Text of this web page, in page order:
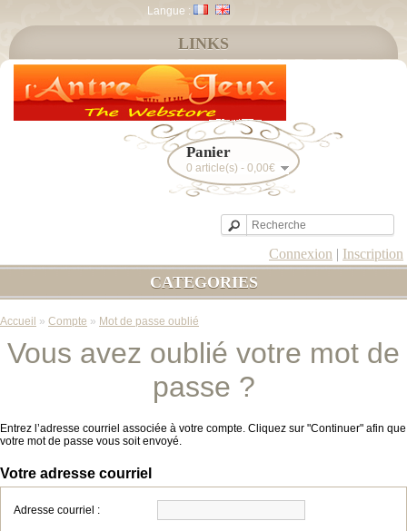
Langue :
Panier
0 article(s) - 0,00€
Connexion | Inscription
LINKS
CATEGORIES
Accueil » Compte » Mot de passe oublié
Vous avez oublié votre mot de
passe ?
Entrez l’adresse courriel associée à votre compte. Cliquez sur "Continuer" afin que
votre mot de passe vous soit envoyé.
Votre adresse courriel
Adresse courriel :